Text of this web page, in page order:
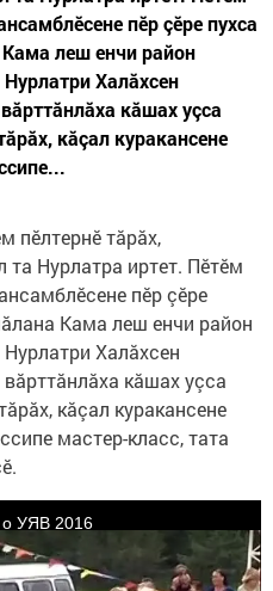
пӗр çӗре пухса
леш енчи район
Нурлатри Халăхсен
кăшах уçса
кăçал куракансене
пӗлтернӗ тăрăх,
та Нурлатра иртет. Пӗтӗм
пӗр çӗре
Кама леш енчи район
Нурлатри Халăхсен
кăшах уçса
кăçал куракансене
мастер-класс, тата